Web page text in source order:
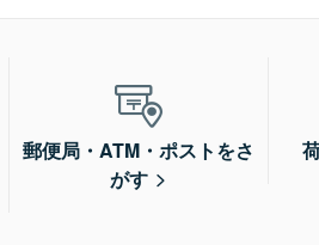
郵便局・ATM・ポストをさ
がす